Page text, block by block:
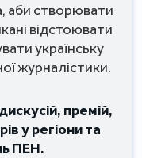
аби створювати
відстоювати
українську
журналістики.
премій,
у регіони та
ПЕН.